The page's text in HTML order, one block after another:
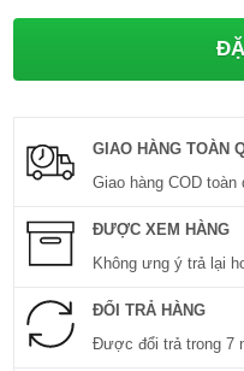
GIAO HÀNG TOÀN
Giao hàng COD
ĐƯỢC XEM HÀNG
Không ưng ý trả lại
ĐỔI TRẢ HÀNG
Được đổi trả trong 7